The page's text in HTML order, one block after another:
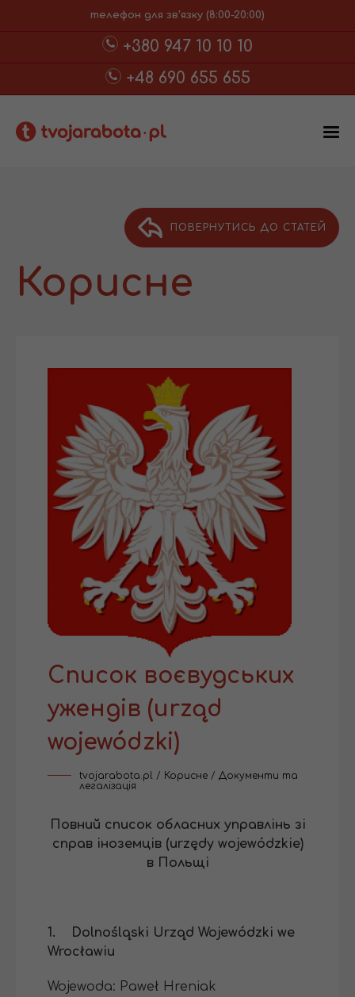
телефон для зв'язку (8:00-20:00)
+380 947 10 10 10
+48 690 655 655
ПОВЕРНУТИСЬ ДО СТАТЕЙ
Корисне
Список воєвудських
ужендів (urząd
wojewódzki)
tvojarabota.pl / Корисне / Документи та
легалізація
Повний список обласних управлінь зі
справ іноземців (urzędy wojewódzkie)
в Польщі
1. Dolnośląski Urząd Wojewódzki we
Wrocławiu
Wojewoda: Paweł Hreniak